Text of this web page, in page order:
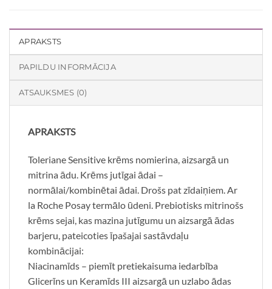
APRAKSTS
PAPILDU INFORMĀCIJA
ATSAUKSMES (0)
APRAKSTS
Toleriane Sensitive krēms nomierina, aizsargā un
mitrina ādu. Krēms jutīgai ādai –
normālai/kombinētai ādai. Drošs pat zīdaiņiem. Ar
la Roche Posay termālo ūdeni. Prebiotisks mitrinošs
krēms sejai, kas mazina jutīgumu un aizsargā ādas
barjeru, pateicoties īpašajai sastāvdaļu
kombinācijai:
Niacinamīds – piemīt pretiekaisuma iedarbība
Glicerīns un Keramīds III aizsargā un uzlabo ādas